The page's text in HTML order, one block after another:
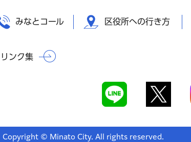
みなとコール 区役所への行き方
リンク集
Copyright © Minato City. All rights reserved.